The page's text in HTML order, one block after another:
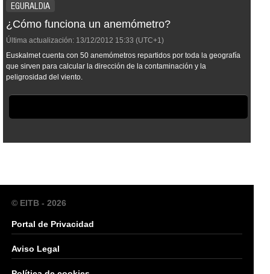
EGURALDIA
¿Cómo funciona un anemómetro?
Última actualización: 13/12/2012 15:33 (UTC+1)
Euskalmet cuenta con 50 anemómetros repartidos por toda la geografía
que sirven para calcular la dirección de la contaminación y la
peligrosidad del viento.
© EITB - 2026
Portal de Privacidad
Aviso Legal